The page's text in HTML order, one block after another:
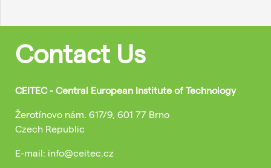
Contact Us
CEITEC - Central European Institute of Technology
Žerotínovo nám. 617/9, 601 77 Brno
Czech Republic
E-mail: info@ceitec.cz